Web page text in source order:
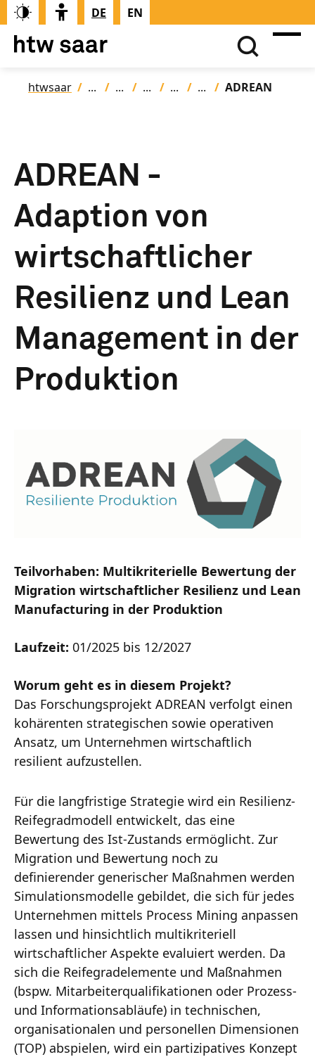
DE EN
htwsaar ADREAN
ADREAN -
Adaption von
wirtschaftlicher
Resilienz und Lean
Management in der
Produktion
Teilvorhaben: Multikriterielle Bewertung der
Migration wirtschaftlicher Resilienz und Lean
Manufacturing in der Produktion
Laufzeit: 01/2025 bis 12/2027
Worum geht es in diesem Projekt?
Das Forschungsprojekt ADREAN verfolgt einen
kohärenten strategischen sowie operativen
Ansatz, um Unternehmen wirtschaftlich
resilient aufzustellen.
Für die langfristige Strategie wird ein Resilienz-
Reifegradmodell entwickelt, das eine
Bewertung des Ist-Zustands ermöglicht. Zur
Migration und Bewertung noch zu
definierender generischer Maßnahmen werden
Simulationsmodelle gebildet, die sich für jedes
Unternehmen mittels Process Mining anpassen
lassen und hinsichtlich multikriteriell
wirtschaftlicher Aspekte evaluiert werden. Da
sich die Reifegradelemente und Maßnahmen
(bspw. Mitarbeiterqualifikationen oder Prozess-
und Informationsabläufe) in technischen,
organisationalen und personellen Dimensionen
(TOP) abspielen, wird ein partizipatives Konzept